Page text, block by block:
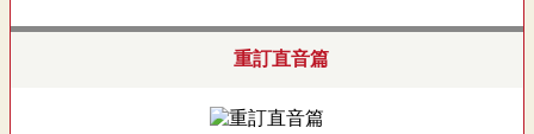
重訂直音篇